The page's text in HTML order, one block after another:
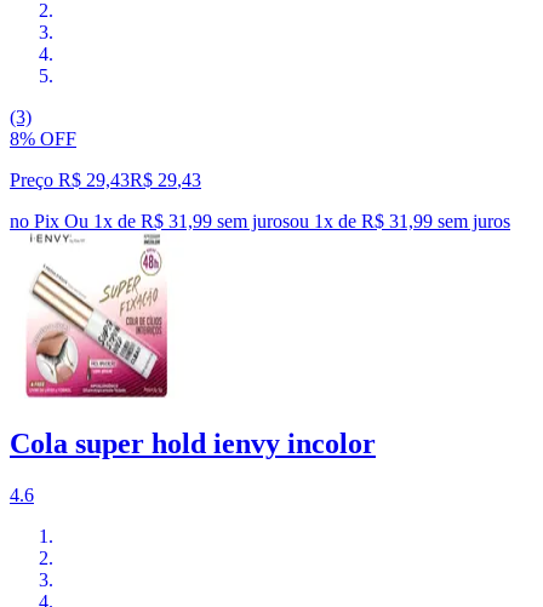
(3)
8% OFF
Preço R$ 29,43R$ 29,43
no Pix Ou 1x de R$ 31,99 sem jurosou 1x de R$ 31,99 sem juros
Cola super hold ienvy incolor
4.6